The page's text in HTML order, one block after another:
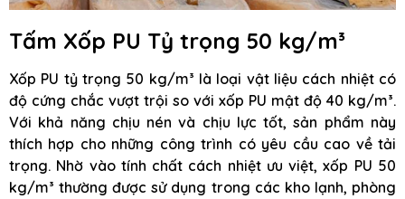
Tấm Xốp PU Tỷ trọng 50 kg/m³
Xốp PU tỷ trọng 50 kg/m³ là loại vật liệu cách nhiệt có
độ cứng chắc vượt trội so với xốp PU mật độ 40 kg/m³.
Với khả năng chịu nén và chịu lực tốt, sản phẩm này
thích hợp cho những công trình có yêu cầu cao về tải
trọng. Nhờ vào tính chất cách nhiệt ưu việt, xốp PU 50
kg/m³ thường được sử dụng trong các kho lạnh, phòng